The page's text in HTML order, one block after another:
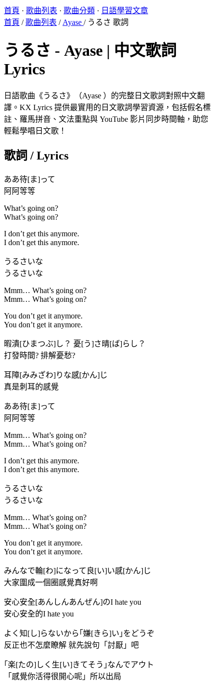
首頁 · 歌曲列表 · 歌曲分類 · 日語學習文章
首頁 /歌曲列表 / Ayase / うるさ 歌詞
うるさ - Ayase | 中文歌詞
Lyrics
日語歌曲《うるさ》（Ayase ）的完整日文歌詞對照中文翻
譯。KX Lyrics 提供最實用的日文歌詞學習資源，包括假名標
註、羅馬拼音、文法重點與 YouTube 影片同步時間軸，助您
輕鬆學唱日文歌！
歌詞 / Lyrics
ああ待[ま]って
阿阿等等
What’s going on?
What’s going on?
I don’t get this anymore.
I don’t get this anymore.
うるさいな
うるさいな
Mmm… What’s going on?
Mmm… What’s going on?
You don’t get it anymore.
You don’t get it anymore.
暇潰[ひまつぶ]し？ 憂[う]さ晴[ば]らし？
打發時間? 排解憂愁?
耳障[みみざわ]りな感[かん]じ
真是刺耳的感覺
ああ待[ま]って
阿阿等等
Mmm… What’s going on?
Mmm… What’s going on?
I don’t get this anymore.
I don’t get this anymore.
うるさいな
うるさいな
Mmm… What’s going on?
Mmm… What’s going on?
You don’t get it anymore.
You don’t get it anymore.
みんなで輪[わ]になって良[い]い感[かん]じ
大家圍成一個圈感覺真好啊
安心安全[あんしんあんぜん]のI hate you
安心安全的I hate you
よく知[し]らないから｢嫌[きら]い｣をどうぞ
反正也不怎麼瞭解 就先說句「討厭」吧
｢楽[たの]しく生[い]きてそう｣なんでアウト
「感覺你活得很開心呢」所以出局